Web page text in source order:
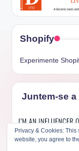
Shopify
Experimente
Juntem-se a
Privacy & Cookies:
website, you agree to